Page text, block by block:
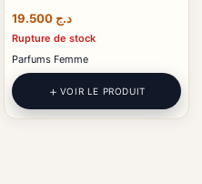
د.ج
Rupture de stock
Parfums Femme
VOIR LE PRODUIT